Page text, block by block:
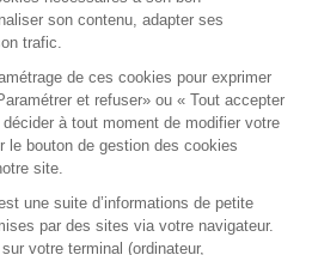
- All rights reserved